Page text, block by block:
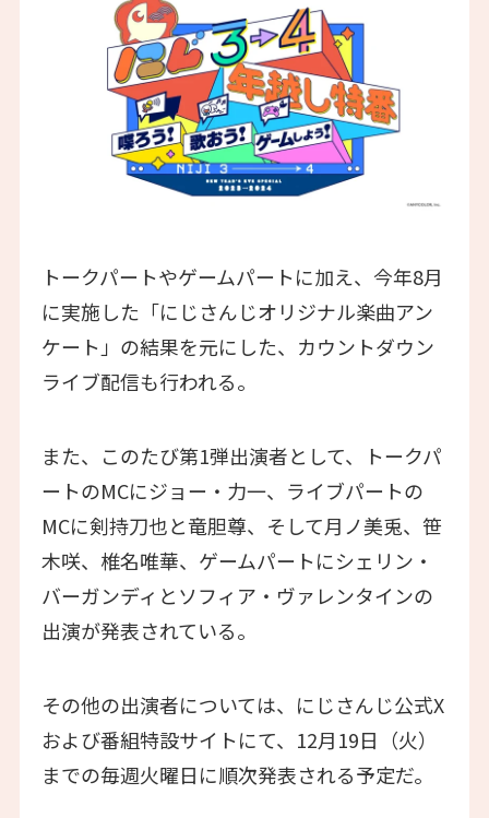
トークパートやゲームパートに加え、今年8月
に実施した「にじさんじオリジナル楽曲アン
ケート」の結果を元にした、カウントダウン
ライブ配信も行われる。
また、このたび第1弾出演者として、トークパ
ートのMCにジョー・力一、ライブパートの
MCに剣持刀也と竜胆尊、そして月ノ美兎、笹
木咲、椎名唯華、ゲームパートにシェリン・
バーガンディとソフィア・ヴァレンタインの
出演が発表されている。
その他の出演者については、にじさんじ公式X
および番組特設サイトにて、12月19日（火）
までの毎週火曜日に順次発表される予定だ。